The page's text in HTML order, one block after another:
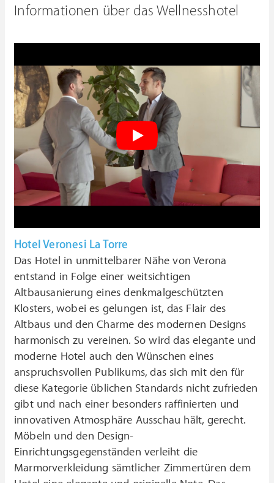
Informationen über das Wellnesshotel
Hotel Veronesi La Torre
Das Hotel in unmittelbarer Nähe von Verona
entstand in Folge einer weitsichtigen
Altbausanierung eines denkmalgeschützten
Klosters, wobei es gelungen ist, das Flair des
Altbaus und den Charme des modernen Designs
harmonisch zu vereinen. So wird das elegante und
moderne Hotel auch den Wünschen eines
anspruchsvollen Publikums, das sich mit den für
diese Kategorie üblichen Standards nicht zufrieden
gibt und nach einer besonders raffinierten und
innovativen Atmosphäre Ausschau hält, gerecht.
Möbeln und den Design-
Einrichtungsgegenständen verleiht die
Marmorverkleidung sämtlicher Zimmertüren dem